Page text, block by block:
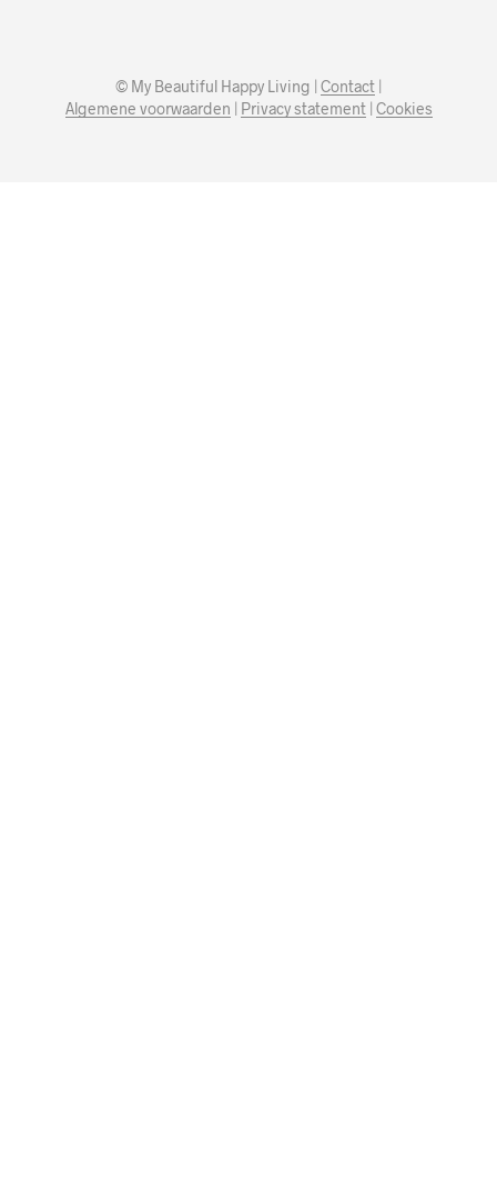
© My Beautiful Happy Living | Contact |
Algemene voorwaarden | Privacy statement| Cookies